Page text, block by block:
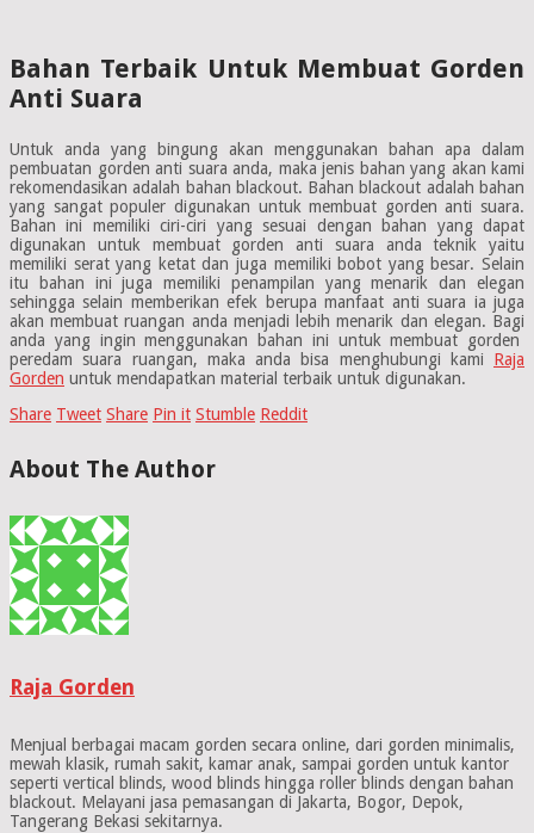
Bahan Terbaik Untuk Membuat Gorden
Anti Suara
Untuk anda yang bingung akan menggunakan bahan apa dalam
pembuatan gorden anti suara anda, maka jenis bahan yang akan kami
rekomendasikan adalah bahan blackout. Bahan blackout adalah bahan
yang sangat populer digunakan untuk membuat gorden anti suara.
Bahan ini memiliki ciri-ciri yang sesuai dengan bahan yang dapat
digunakan untuk membuat gorden anti suara anda teknik yaitu
memiliki serat yang ketat dan juga memiliki bobot yang besar. Selain
itu bahan ini juga memiliki penampilan yang menarik dan elegan
sehingga selain memberikan efek berupa manfaat anti suara ia juga
akan membuat ruangan anda menjadi lebih menarik dan elegan. Bagi
anda yang ingin menggunakan bahan ini untuk membuat gorden
peredam suara ruangan, maka anda bisa menghubungi kami Raja
Gorden untuk mendapatkan material terbaik untuk digunakan.
Share Tweet Share Pin it Stumble Reddit
About The Author
Raja Gorden
Menjual berbagai macam gorden secara online, dari gorden minimalis,
mewah klasik, rumah sakit, kamar anak, sampai gorden untuk kantor
seperti vertical blinds, wood blinds hingga roller blinds dengan bahan
blackout. Melayani jasa pemasangan di Jakarta, Bogor, Depok,
Tangerang Bekasi sekitarnya.